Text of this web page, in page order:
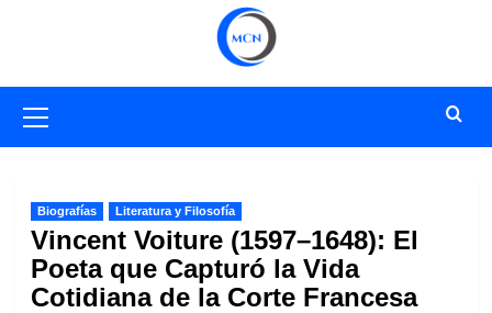
primario
Biografías Literatura y Filosofía
Vincent Voiture (1597–1648): El
Poeta que Capturó la Vida
Cotidiana de la Corte Francesa